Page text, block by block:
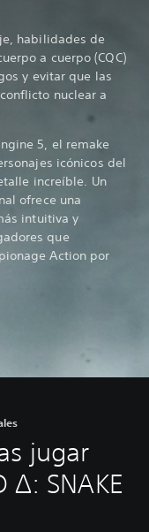
habilidades de
a cuerpo (CQC)
y evitar que las
nuclear a
5, el remake
icónicos del
increíble. Un
ofrece una
intuitiva y
que
Action por
jugar
Δ: SNAKE